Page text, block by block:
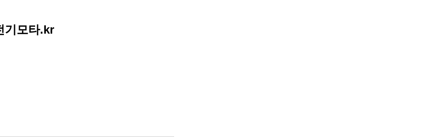
기모타.kr